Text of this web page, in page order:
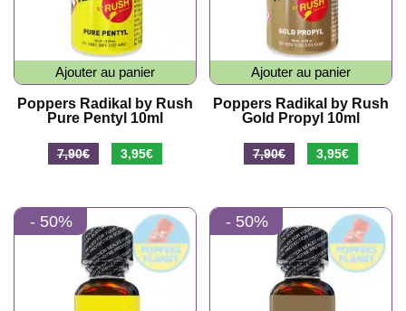
Ajouter au panier
Poppers Radikal by Rush
Pure Pentyl 10ml
7,90€
Le
était :
7,90€.
3,95€
est :
3,95€.
Ajouter au panier
Poppers Radikal by Rush
Gold Propyl 10ml
7,90€
Le
était :
7,90€.
3,95€
est :
3,95€.
- 50% - 50%